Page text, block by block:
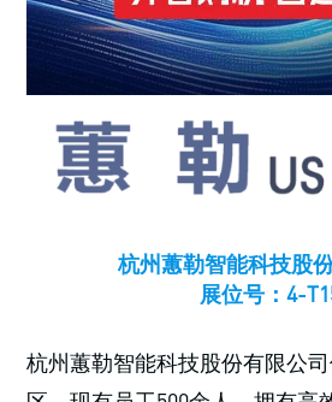
杭州蕙勒智能科技股
展位号：4-
杭州蕙勒智能科技股份有限公